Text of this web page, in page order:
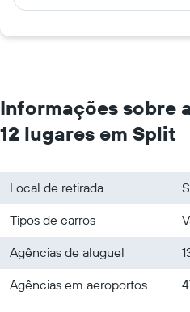
Informações sobre
12 lugares em Split
Local de retirada
Tipos de carros
Agências de aluguel
Agências em aeroportos